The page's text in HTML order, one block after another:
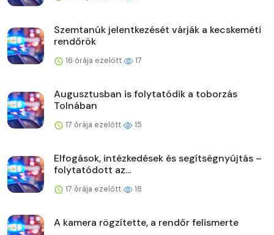
Szemtanúk jelentkezését várják a kecskeméti
rendőrök
16 órája ezelőtt 17
Augusztusban is folytatódik a toborzás
Tolnában
17 órája ezelőtt 15
Elfogások, intézkedések és segítségnyújtás –
folytatódott az...
17 órája ezelőtt 18
A kamera rögzítette, a rendőr felismerte